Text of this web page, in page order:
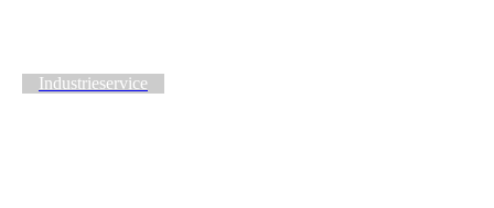
Industrieservice